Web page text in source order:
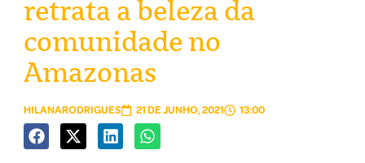
retrata a beleza da
comunidade no
Amazonas
HILANARODRIGUES 21 DE JUNHO, 2021 13:00